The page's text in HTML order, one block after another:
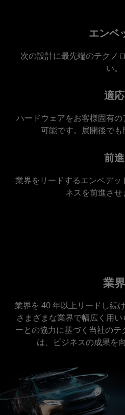
エンベ
次の設計に最先端のテクノ
い。
適応
ハードウェアをお客様固有
可能です。展開後でも
前進
業界をリードするエンベデ
ネスを前進させ
業界
業界を 40 年以上リードし続
さまざまな業界で幅広く用
ーとの協力に基づく当社の
は、ビジネスの成果を